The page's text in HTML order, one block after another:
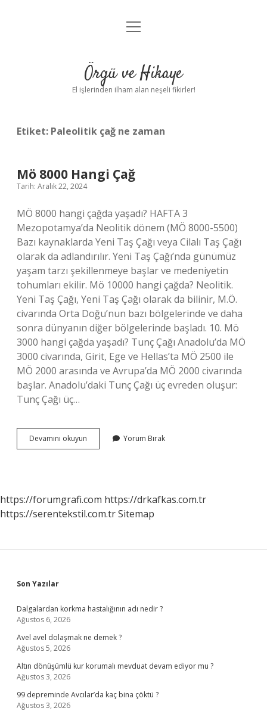
Anasayfa
Yasal Uyarı
menüyü
Örgü ve Hikaye
El işlerinden ilham alan neşeli fikirler!
Etiket: Paleolitik çağ ne zaman
Mö 8000 Hangi Çağ
Tarih: Aralık 22, 2024
MÖ 8000 hangi çağda yaşadı? HAFTA 3
Mezopotamya’da Neolitik dönem (MÖ 8000-5500)
Bazı kaynaklarda Yeni Taş Çağı veya Cilalı Taş Çağı
olarak da adlandırılır. Yeni Taş Çağı’nda günümüz
yaşam tarzı şekillenmeye başlar ve medeniyetin
tohumları ekilir. Mö 10000 hangi çağda? Neolitik.
Yeni Taş Çağı, Yeni Taş Çağı olarak da bilinir, M.Ö.
civarında Orta Doğu’nun bazı bölgelerinde ve daha
sonra dünyanın diğer bölgelerinde başladı. 10. Mö
3000 hangi çağda yaşadı? Tunç Çağı Anadolu’da MÖ
3000 civarında, Girit, Ege ve Hellas’ta MÖ 2500 ile
MÖ 2000 arasında ve Avrupa’da MÖ 2000 civarında
başlar. Anadolu’daki Tunç Çağı üç evreden oluşur:
Tunç Çağı üç…
Devamını okuyun
8000
Yorum Bırak
https://forumgrafi.com https://drkafkas.com.tr
https://serentekstil.com.trSitemap
Sidebar
Son Yazılar
Dalgalardan korkma hastalığının adı nedir ?
Ağustos 6, 2026
Avel avel dolaşmak ne demek ?
Ağustos 5, 2026
Altın dönüşümlü kur korumalı mevduat devam ediyor mu ?
Ağustos 3, 2026
99 depreminde Avcılar’da kaç bina çöktü ?
Ağustos 3, 2026